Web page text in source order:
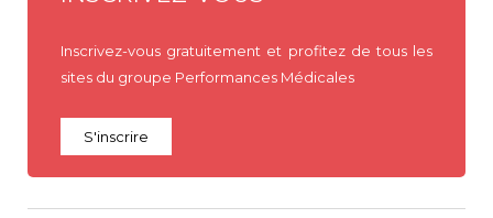
Inscrivez-vous gratuitement et profitez de tous les
sites du groupe Performances Médicales
S'inscrire